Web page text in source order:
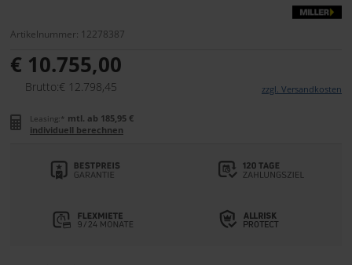
Artikelnummer: 12278387
€ 10.755,00
Brutto:€ 12.798,45 zzgl. Versandkosten
Leasing:* mtl. ab 185,95 €
individuell berechnen